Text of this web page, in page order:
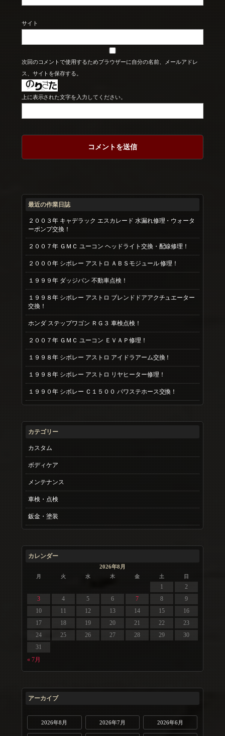
サイト
次回のコメントで使用するためブラウザーに自分の名前、メールアドレ
ス、サイトを保存する。
上に表示された文字を入力してください。
最近の作業日誌
２００３年 キャデラック エスカレード 水漏れ修理・ウォータ
ーポンプ交換！
２００７年 ＧＭＣ ユーコン ヘッドライト交換・配線修理！
２０００年 シボレー アストロ ＡＢＳモジュール 修理！
１９９９年 ダッジバン 不動車点検！
１９９８年 シボレー アストロ ブレンドドアアクチュエーター
交換！
ホンダ ステップワゴン ＲＧ３ 車検点検！
２００７年 ＧＭＣ ユーコン ＥＶＡＰ修理！
１９９８年 シボレー アストロ アイドラアーム交換！
１９９８年 シボレー アストロ リヤヒーター修理！
１９９０年 シボレー Ｃ１５００ パワステホース交換！
カテゴリー
カスタム
ボディケア
メンテナンス
車検・点検
鈑金・塗装
カレンダー
2026年8月
月 火 水 木 金 土 日
« 7月
1
2
3
4 5 6 7 8
9
10
11 12 13 14 15
16
17
18 19 20 21 22
23
24
25 26 27 28 29
30
31
アーカイブ
2026年8月 2026年7月 2026年6月